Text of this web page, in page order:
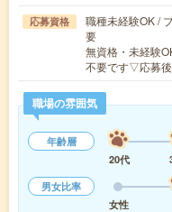
応募資格
職種未経験OK /
要
無資格・未経験
不要です▽応募
職場の雰囲気
年齢層
20代
男女比率
女性